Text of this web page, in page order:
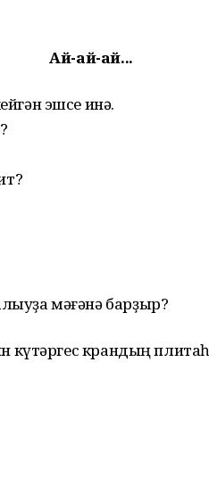
Ай-ай-ай...
эшсе инә.
мәғәнә барҙыр?
күтәргес крандың